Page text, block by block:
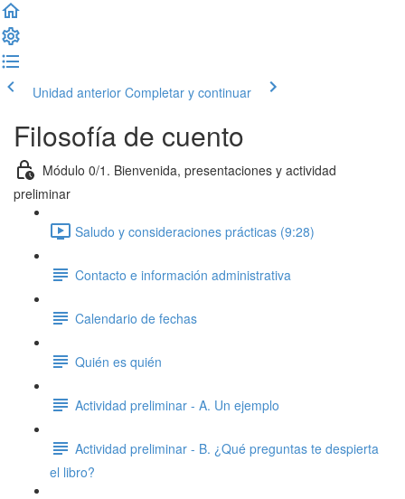
Unidad anterior Completar y continuar
Filosofía de cuento
Módulo 0/1. Bienvenida, presentaciones y actividad
preliminar
Saludo y consideraciones prácticas (9:28)
Contacto e información administrativa
Calendario de fechas
Quién es quién
Actividad preliminar - A. Un ejemplo
Actividad preliminar - B. ¿Qué preguntas te despierta
el libro?